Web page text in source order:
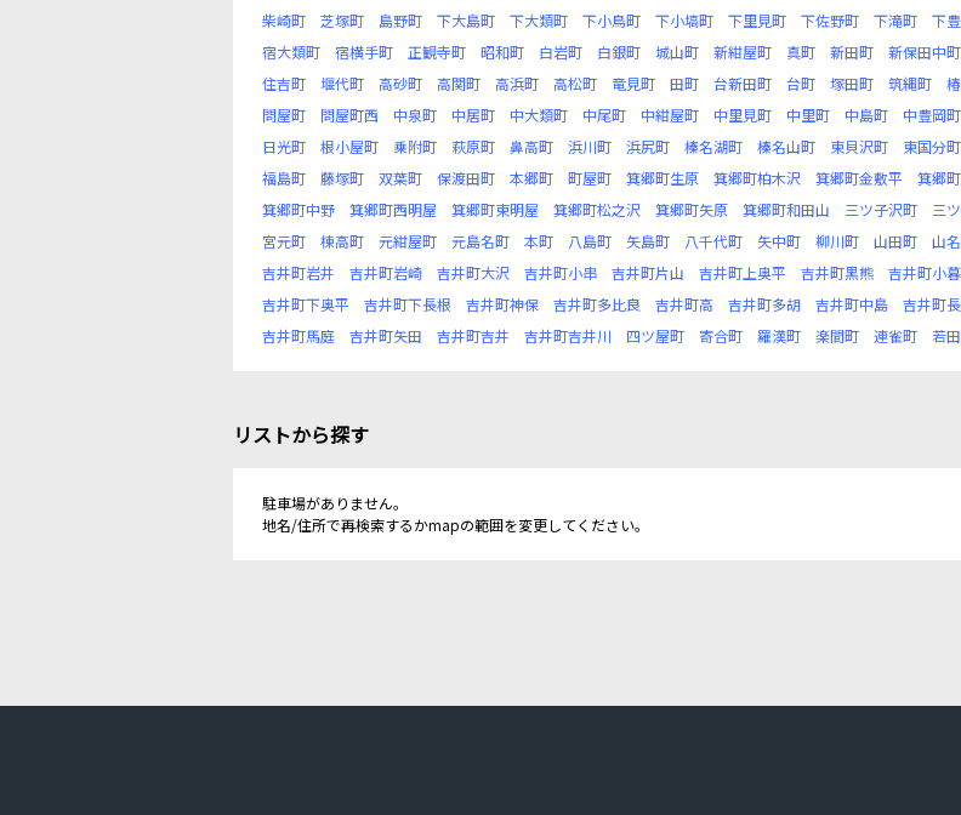
柴崎町
芝塚町 島野町 下大島町 下大類町 下小鳥町 下小塙町 下里見町 下佐野町 下滝町 下
宿大類町
宿横手町 正観寺町 昭和町 白岩町 白銀町 城山町 新紺屋町 真町 新田町 新保田中町
住吉町
堰代町 高砂町 高関町 高浜町 高松町 竜見町 田町 台新田町 台町 塚田町 筑縄町
問屋町
問屋町西 中泉町 中居町 中大類町 中尾町 中紺屋町 中里見町 中里町 中島町 中豊岡町
日光町
根小屋町 乗附町 萩原町 鼻高町 浜川町 浜尻町 榛名湖町 榛名山町 東貝沢町 東国分町
福島町
藤塚町 双葉町 保渡田町 本郷町 町屋町 箕郷町生原 箕郷町柏木沢 箕郷町金敷平 箕郷
箕郷町中野
箕郷町西明屋 箕郷町東明屋 箕郷町松之沢 箕郷町矢原 箕郷町和田山 三ツ子沢町 三
宮元町
棟高町 元紺屋町 元島名町 本町 八島町 矢島町 八千代町 矢中町 柳川町 山田町 山
吉井町岩井
吉井町岩崎 吉井町大沢 吉井町小串 吉井町片山 吉井町上奥平 吉井町黒熊 吉井町小暮
吉井町下奥平
吉井町下長根 吉井町神保 吉井町多比良 吉井町高 吉井町多胡 吉井町中島 吉井町
吉井町馬庭
吉井町矢田 吉井町吉井 吉井町吉井川 四ツ屋町 寄合町 羅漢町 楽間町 連雀町 若
リストから探す
駐車場がありません。
地名/住所で再検索するかmapの範囲を変更してください。